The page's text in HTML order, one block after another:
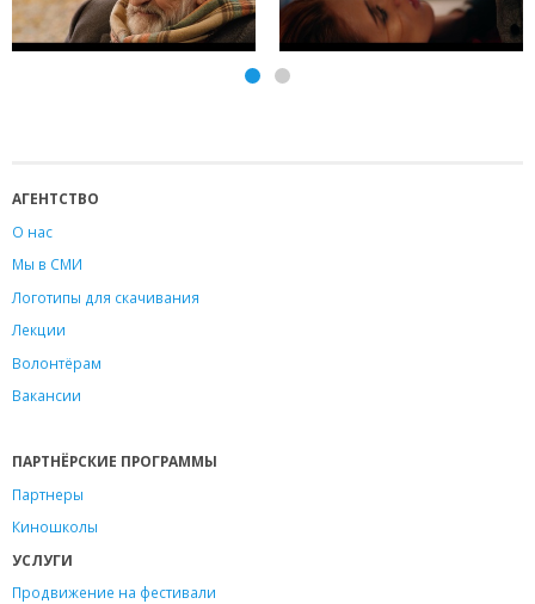
АГЕНТСТВО
О нас
Мы в СМИ
Логотипы для скачивания
Лекции
Волонтёрам
Вакансии
ПАРТНЁРСКИЕ ПРОГРАММЫ
Партнеры
Киношколы
УСЛУГИ
Продвижение на фестивали